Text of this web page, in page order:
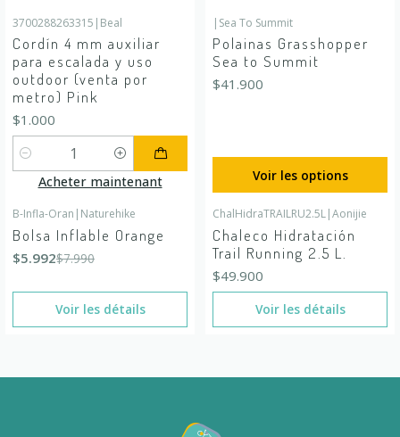
3700288263315 | Beal
Cordín 4 mm auxiliar
para escalada y uso
outdoor (venta por
metro) Pink
$1.000
Quantité
Acheter maintenant
| Sea To Summit
Polainas Grasshopper
Sea to Summit
$41.900
Voir les options
DÉSACTIVÉ
En rupture de stock
B-Infla-Oran | Naturehike
Bolsa Inflable Orange
$5.992$7.990
Voir les détails
ChalHidraTRAILRU2.5L|Aonijie
Chaleco Hidratación
Trail Running 2.5 L.
$49.900
Voir les détails